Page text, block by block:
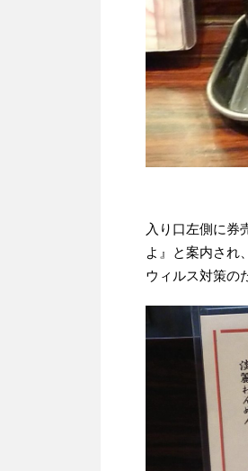
入り口左側に券
よ』と案内され
ウィルス対策の